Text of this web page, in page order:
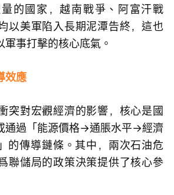
的國家，越南戰爭、阿富汗戰
以美軍陷入長期泥潭告終，這也
事打擊的核心底氣。
效應
突對宏觀經濟的影響，核心是國
通過「能源價格→通脹水平→經濟
的傳導鏈條。其中，兩次石油危
聯儲局的政策決策提供了核心參